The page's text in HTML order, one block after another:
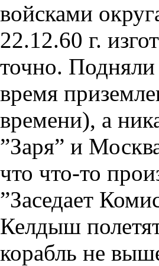
войсками
22.12.60 г.
точно.
время
времени), а
”Заря” и
что что-то
”Заседает
Келдыш
корабль не